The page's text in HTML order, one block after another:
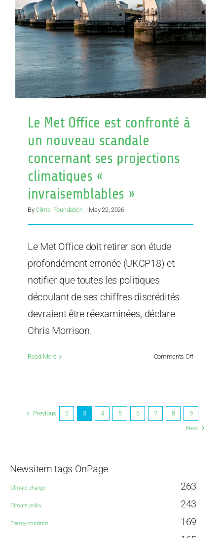
zu
spät!“
Le Met Office est confronté à
un nouveau scandale
concernant ses projections
climatiques «
invraisemblables »
ByClintel Foundation | May 22, 2026
Le Met Office doit retirer son étude
profondément erronée (UKCP18) et
notifier que toutes les politiques
découlant de ses chiffres discrédités
devraient être réexaminées, déclare
Chris Morrison.
Read More Comments Offon
à
un
«
Previous 2 3 4 5 6 7 8
9
Next
Newsitem tags OnPage
Climate change 263
Climate policy 243
Energy transition 169